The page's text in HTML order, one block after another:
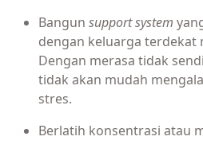
Bangun support system
dengan keluarga terdekat
Dengan merasa tidak
tidak akan mudah
stres.
Berlatih konsentrasi atau